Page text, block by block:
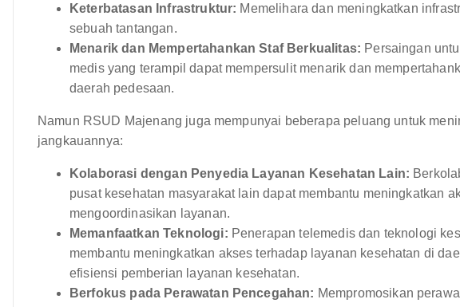
Keterbatasan Infrastruktur: Memelihara dan meningkatkan
sebuah tantangan.
Menarik dan Mempertahankan Staf Berkualitas: Persaingan
medis yang terampil dapat mempersulit menarik dan
daerah pedesaan.
Namun RSUD Majenang juga mempunyai beberapa peluang untuk
jangkauannya:
Kolaborasi dengan Penyedia Layanan Kesehatan Lain:
pusat kesehatan masyarakat lain dapat membantu meningkatkan
mengoordinasikan layanan.
Memanfaatkan Teknologi: Penerapan telemedis dan teknologi
membantu meningkatkan akses terhadap layanan kesehatan di
efisiensi pemberian layanan kesehatan.
Berfokus pada Perawatan Pencegahan: Mempromosikan